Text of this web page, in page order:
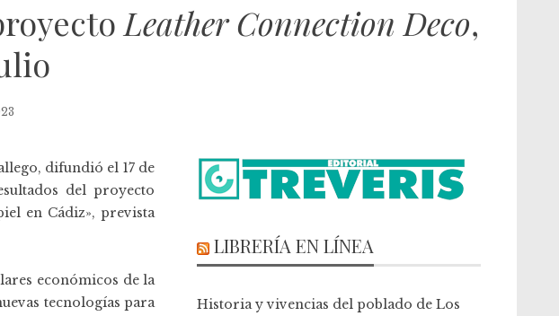
Leather Connection Deco,
difundió el 17 de
del proyecto
en Cádiz», prevista
económicos de la
tecnologías para
LIBRERÍA EN LÍNEA
Historia y vivencias del poblado de Los